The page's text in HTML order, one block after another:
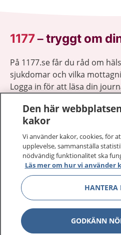
1177–tryggt om
På 1177.se får du råd om
sjukdomar och vilka
Logga in för att läsa din
sjukvårdsrådgivning dygnet
1177 ger dig råd när du vill
1177 på flera språk
Om 1177
Den här
kakor
Vi använder kakor, cookies, för
upplevelse, sammanställa
nödvändig funktionalitet ska
Läs mer om hur vi använder
HANTERA
GODKÄNN